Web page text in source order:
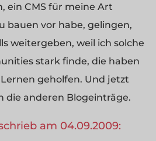
ein CMS für meine Art
bauen vor habe, gelingen,
weitergeben, weil ich solche
stark finde, die haben
geholfen. Und jetzt
die anderen Blogeinträge.
am 04.09.2009: